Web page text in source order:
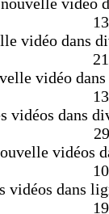
vidéo dans
vidéo
vidéos dans
vidéos
vidéos dans